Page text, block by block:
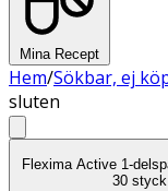
Mina Recept
Hem/Sökbar, ej
sluten
Flexima Active 1-
30